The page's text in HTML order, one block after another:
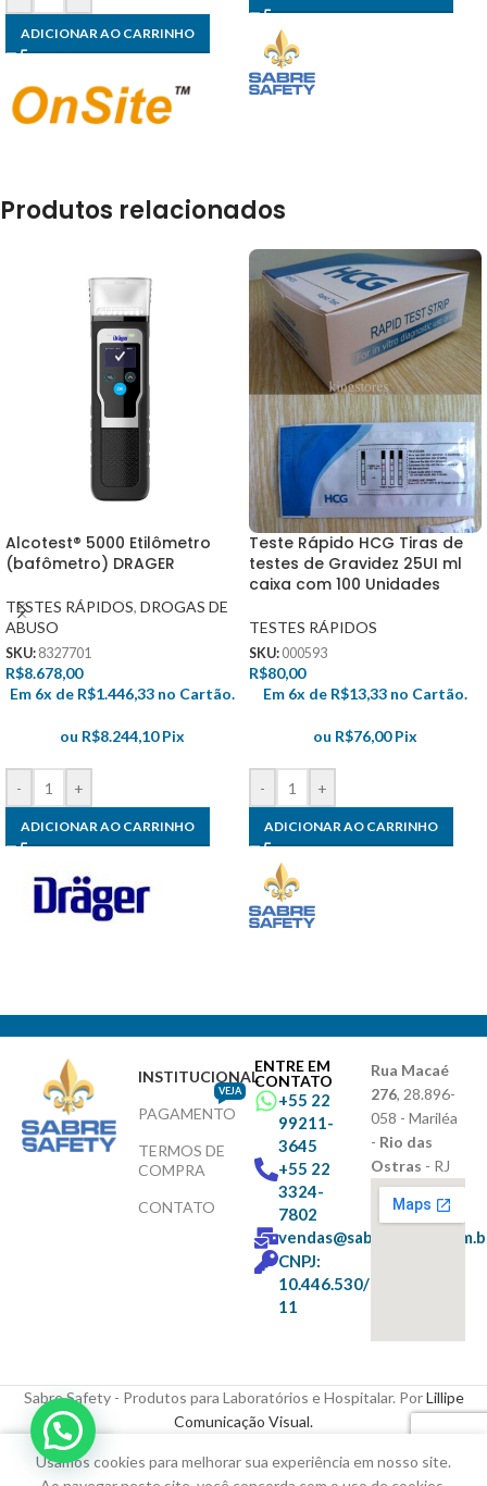
ADICIONAR AO CARRINHO
Produtos relacionados
Alcotest® 5000 Etilômetro
(bafômetro) DRAGER
TESTES RÁPIDOS, DROGAS DE
ABUSO
SKU: 8327701
R$8.678,00
Em 6x de R$1.446,33 no Cartão.
ou R$8.244,10 Pix
- +
ADICIONAR AO CARRINHO
Teste Rápido HCG Tiras de
testes de Gravidez 25UI ml
caixa com 100 Unidades
TESTES RÁPIDOS
SKU: 000593
R$80,00
Em 6x de R$13,33 no Cartão.
ou R$76,00 Pix
- +
ADICIONAR AO CARRINHO
INSTITUCIONAL
PAGAMENTO
VEJA
TERMOS DE
COMPRA
CONTATO
ENTRE EM
CONTATO
+55 22
99211-
3645
+55 22
3324-
7802
CNPJ:
10.446.530/0001-
11
Rua Macaé
276, 28.896-
058 - Mariléa
- Rio das
Ostras - RJ
Sabre Safety - Produtos para Laboratórios e Hospitalar. PorLillipe
Comunicação Visual.
de Desejos
Carrinho
Usamos cookies para melhorar sua experiência em nosso site.